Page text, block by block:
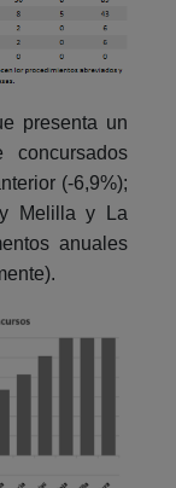
presenta un
(-6,9%);
Melilla y La
anuales